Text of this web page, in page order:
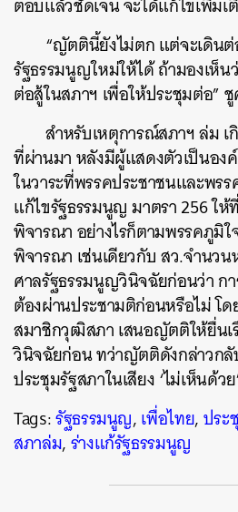
“ญัตตินี้ยังไม่ตก แต่จะเดิน
รัฐธรรมนูญใหม่ให้ได้ ถ้ามองเห็น
ต่อสู้ในสภาฯ เพื่อให้ประชุมต่อ”
สำหรับเหตุการณ์สภาฯ ล่ม เ
ที่ผ่านมา หลังมีผู้แสดงตัวเป็นอง
ในวาระที่พรรคประชาชนและพรร
แก้ไขรัฐธรรมนูญ มาตรา 256 ใ
พิจารณา อย่างไรก็ตามพรรคภูมิใ
พิจารณา เช่นเดียวกับ สว.จำนวน
ศาลรัฐธรรมนูญวินิจฉัยก่อนว่า ก
ต้องผ่านประชามติก่อนหรือไม่ โ
สมาชิกวุฒิสภา เสนอญัตติให้ยื่นเ
วินิจฉัยก่อน ทว่าญัตติดังกล่าวกลั
ประชุมรัฐสภาในเสียง ‘ไม่เห็นด้ว
Tags:รัฐธรรมนูญ,เพื่อไทย,ประ
สภาล่ม,ร่างแก้รัฐธรรมนูญ